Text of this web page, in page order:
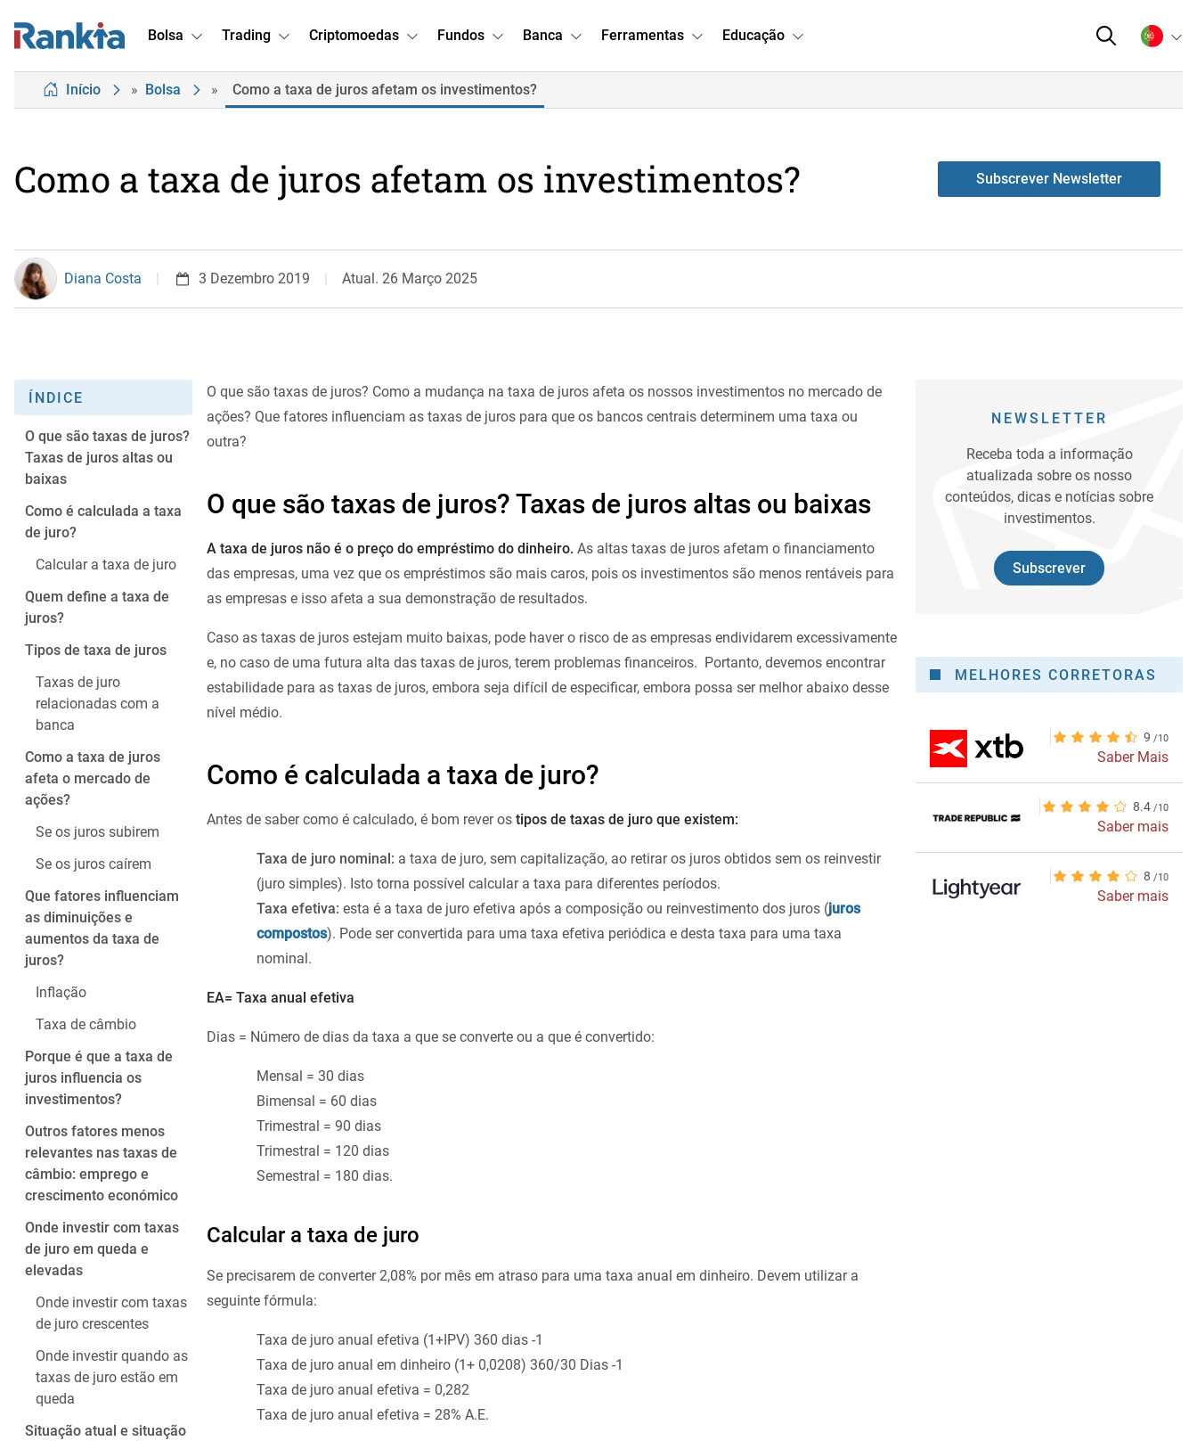
Bolsa Trading Criptomoedas Fundos Banca Ferramentas Educação
Início » Bolsa » Como a taxa de juros afetam os investimentos?
Como a taxa de juros afetam os investimentos? Subscrever Newsletter
Diana Costa 3 Dezembro 2019 Atual. 26 Março 2025
ÍNDICE
O que são taxas de juros?
Taxas de juros altas ou
baixas
Como é calculada a taxa
de juro?
Calcular a taxa de juro
Quem define a taxa de
juros?
Tipos de taxa de juros
Taxas de juro
relacionadas com a
banca
Como a taxa de juros
afeta o mercado de
ações?
Se os juros subirem
Se os juros caírem
Que fatores influenciam
as diminuições e
aumentos da taxa de
juros?
Inflação
Taxa de câmbio
Porque é que a taxa de
juros influencia os
investimentos?
Outros fatores menos
relevantes nas taxas de
câmbio: emprego e
crescimento económico
Onde investir com taxas
de juro em queda e
elevadas
Onde investir com taxas
de juro crescentes
Onde investir quando as
taxas de juro estão em
queda
Situação atual e situação
O que são taxas de juros? Como a mudança na taxa de juros afeta os nossos investimentos no mercado de
ações? Que fatores influenciam as taxas de juros para que os bancos centrais determinem uma taxa ou
outra?
O que são taxas de juros? Taxas de juros altas ou baixas
A taxa de juros não é o preço do empréstimo do dinheiro. As altas taxas de juros afetam o financiamento
das empresas, uma vez que os empréstimos são mais caros, pois os investimentos são menos rentáveis ​​para
as empresas e isso afeta a sua demonstração de resultados.
Caso as taxas de juros estejam muito baixas, pode haver o risco de as empresas endividarem excessivamente
e, no caso de uma futura alta das taxas de juros, terem problemas financeiros. Portanto, devemos encontrar
estabilidade para as taxas de juros, embora seja difícil de especificar, embora possa ser melhor abaixo desse
nível médio.
Como é calculada a taxa de juro?
Antes de saber como é calculado, é bom rever os tipos de taxas de juro que existem:
Taxa de juro nominal: a taxa de juro, sem capitalização, ao retirar os juros obtidos sem os reinvestir
(juro simples). Isto torna possível calcular a taxa para diferentes períodos.
Taxa efetiva: esta é a taxa de juro efetiva após a composição ou reinvestimento dos juros (juros
compostos). Pode ser convertida para uma taxa efetiva periódica e desta taxa para uma taxa
nominal.
EA= Taxa anual efetiva
Dias = Número de dias da taxa a que se converte ou a que é convertido:
Mensal = 30 dias
Bimensal = 60 dias
Trimestral = 90 dias
Trimestral = 120 dias
Semestral = 180 dias.
Calcular a taxa de juro
Se precisarem de converter 2,08% por mês em atraso para uma taxa anual em dinheiro. Devem utilizar a
seguinte fórmula:
Taxa de juro anual efetiva (1+IPV) 360 dias -1
Taxa de juro anual em dinheiro (1+ 0,0208) 360/30 Dias -1
Taxa de juro anual efetiva = 0,282
Taxa de juro anual efetiva = 28% A.E.
NEWSLETTER
Receba toda a informação
atualizada sobre os nosso
conteúdos, dicas e notícias sobre
investimentos.
Subscrever
MELHORES CORRETORAS
9
Saber Mais
8.4
Saber mais
8
Saber mais